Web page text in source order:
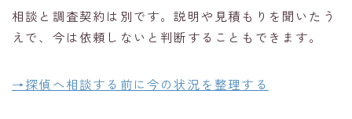
相談と調査契約は別です。説明や見積もりを聞いたう
えで、今は依頼しないと判断することもできます。
→探偵へ相談する前に今の状況を整理する